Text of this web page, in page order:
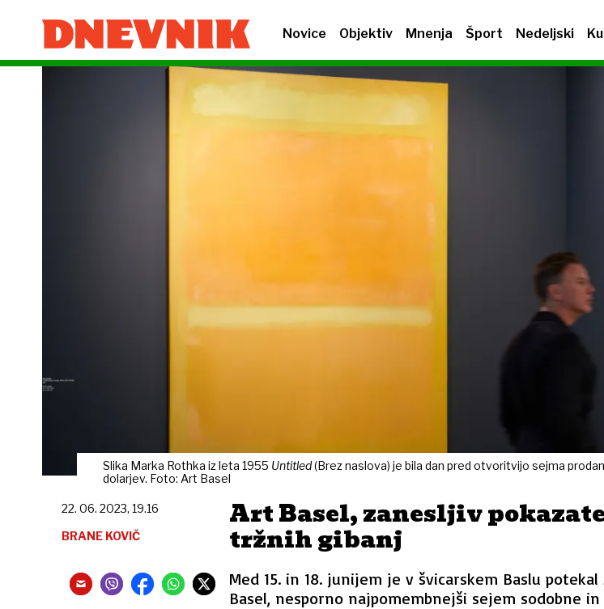
Novice Objektiv Mnenja Šport Nedeljski
Slika Marka Rothka iz leta 1955 Untitled(Brez naslova) je bila dan pred otvoritvijo sejma
dolarjev. Foto: Art Basel
Art Basel, zanesljiv
tržnih gibanj
Med 15. in 18. junijem je v švicarskem Baslu potekal
Basel, nesporno najpomembnejši sejem sodobne
22. 06. 2023, 19.16
BRANE KOVIČ